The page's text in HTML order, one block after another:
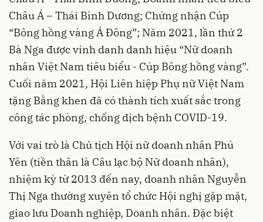
Châu Á – Thái Bình Dương; Chứng nhận Cúp
“Bông hồng vàng Á Đông”; Năm 2021, lần thứ 2
Bà Nga được vinh danh danh hiệu “Nữ doanh
nhân Việt Nam tiêu biểu - Cúp Bông hồng vàng”.
Cuối năm 2021, Hội Liên hiệp Phụ nữ Việt Nam
tặng Bằng khen đã có thành tích xuất sắc trong
công tác phòng, chống dịch bệnh COVID-19.
Với vai trò là Chủ tịch Hội nữ doanh nhân Phú
Yên (tiền thân là Câu lạc bộ Nữ doanh nhân),
nhiệm kỳ từ 2013 đến nay, doanh nhân Nguyễn
Thị Nga thường xuyên tổ chức Hội nghị gặp mặt,
giao lưu Doanh nghiệp, Doanh nhân. Đặc biệt